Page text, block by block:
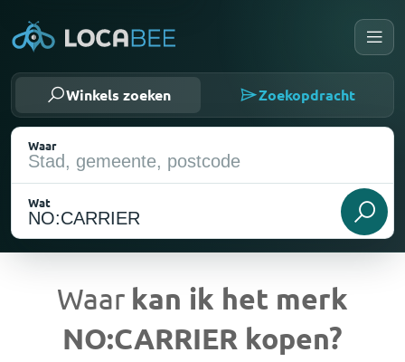
Winkels zoeken Zoekopdracht
Waar
Wat
Huidige locatie
Waar kan ik het merk
NO:CARRIER kopen?